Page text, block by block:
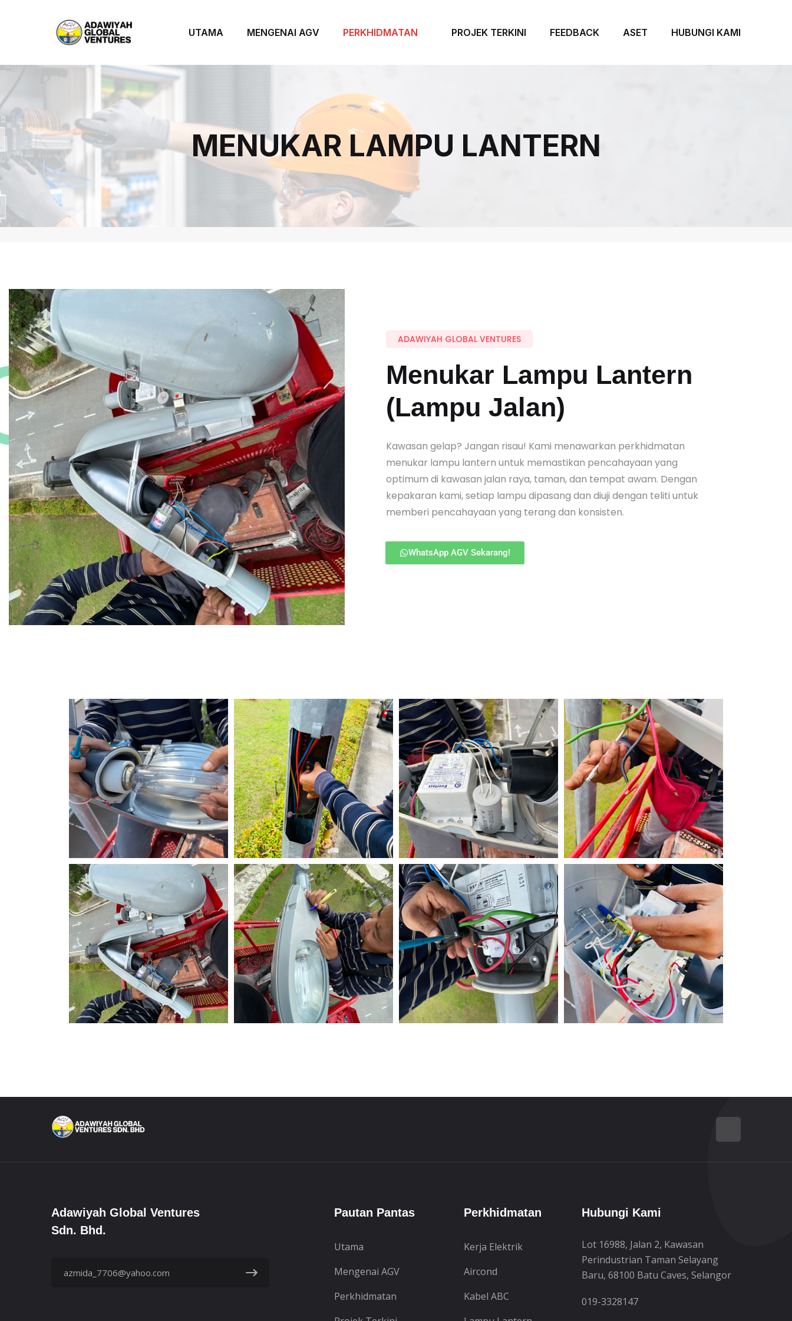
UTAMA MENGENAI AGV PERKHIDMATAN PROJEK TERKINI FEEDBACK ASET HUBUNGI KAMI
MENUKAR LAMPU LANTERN
ADAWIYAH GLOBAL VENTURES
Menukar Lampu Lantern
(Lampu Jalan)
Kawasan gelap? Jangan risau! Kami menawarkan perkhidmatan
menukar lampu lantern untuk memastikan pencahayaan yang
optimum di kawasan jalan raya, taman, dan tempat awam. Dengan
kepakaran kami, setiap lampu dipasang dan diuji dengan teliti untuk
memberi pencahayaan yang terang dan konsisten.
WhatsApp AGV Sekarang!
Adawiyah Global Ventures
Sdn. Bhd.
Pautan Pantas
Utama
Mengenai AGV
Perkhidmatan
Perkhidmatan
Kerja Elektrik
Aircond
Kabel ABC
Hubungi Kami
Lot 16988, Jalan 2, Kawasan
Perindustrian Taman Selayang
Baru, 68100 Batu Caves, Selangor
019-3328147